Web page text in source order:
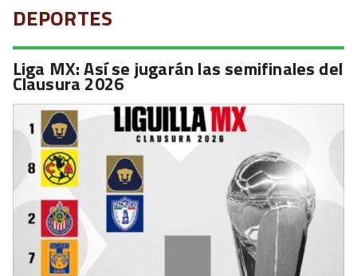
DEPORTES
Liga MX: Así se jugarán las semifinales del
Clausura 2026